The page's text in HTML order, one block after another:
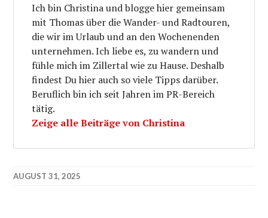
Ich bin Christina und blogge hier gemeinsam
mit Thomas über die Wander- und Radtouren,
die wir im Urlaub und an den Wochenenden
unternehmen. Ich liebe es, zu wandern und
fühle mich im Zillertal wie zu Hause. Deshalb
findest Du hier auch so viele Tipps darüber.
Beruflich bin ich seit Jahren im PR-Bereich
tätig.
Zeige alle Beiträge von Christina
AUGUST 31, 2025